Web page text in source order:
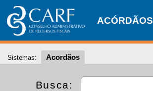
ACÓRDÃOS
Sistemas: Acordãos
Busca: